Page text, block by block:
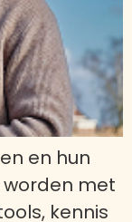
en hun
met
kennis